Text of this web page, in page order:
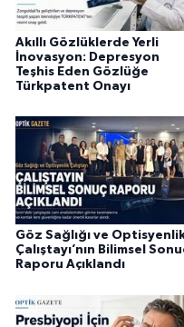
Akıllı Gözlüklerde Yerli
İnovasyon: Depresyon
Teşhis Eden Gözlüğe
Türkpatent Onayı
Göz Sağlığı ve
Çalıştayı’nın Bilimsel
Raporu Açıklandı